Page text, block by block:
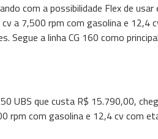
com a possibilidade Flex de usar
a 7,500 rpm com gasolina e 12,4
Segue a linha CG 160 como
UBS que custa R$ 15.790,00,
rpm com gasolina e 12,4 cv com